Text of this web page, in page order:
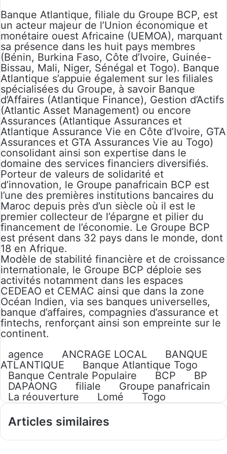
Banque Atlantique, filiale du Groupe BCP, est
un acteur majeur de l’Union économique et
monétaire ouest Africaine (UEMOA), marquant
sa présence dans les huit pays membres
(Bénin, Burkina Faso, Côte d’Ivoire, Guinée-
Bissau, Mali, Niger, Sénégal et Togo). Banque
Atlantique s’appuie également sur les filiales
spécialisées du Groupe, à savoir Banque
d’Affaires (Atlantique Finance), Gestion d’Actifs
(Atlantic Asset Management) ou encore
Assurances (Atlantique Assurances et
Atlantique Assurance Vie en Côte d’Ivoire, GTA
Assurances et GTA Assurances Vie au Togo)
consolidant ainsi son expertise dans le
domaine des services financiers diversifiés.
Porteur de valeurs de solidarité et
d’innovation, le Groupe panafricain BCP est
l’une des premières institutions bancaires du
Maroc depuis près d’un siècle où il est le
premier collecteur de l’épargne et pilier du
financement de l’économie. Le Groupe BCP
est présent dans 32 pays dans le monde, dont
18 en Afrique.
Modèle de stabilité financière et de croissance
internationale, le Groupe BCP déploie ses
activités notamment dans les espaces
CEDEAO et CEMAC ainsi que dans la zone
Océan Indien, via ses banques universelles,
banque d’affaires, compagnies d’assurance et
fintechs, renforçant ainsi son empreinte sur le
continent.
agence
ANCRAGE LOCAL
BANQUE
ATLANTIQUE
Banque Atlantique Togo
Banque Centrale Populaire
BCP
BP
DAPAONG
filiale
Groupe panafricain
La réouverture
Lomé Togo
Articles similaires